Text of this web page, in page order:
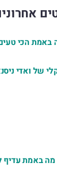
באמת הכי
של ואדי
מה באמת עדיף